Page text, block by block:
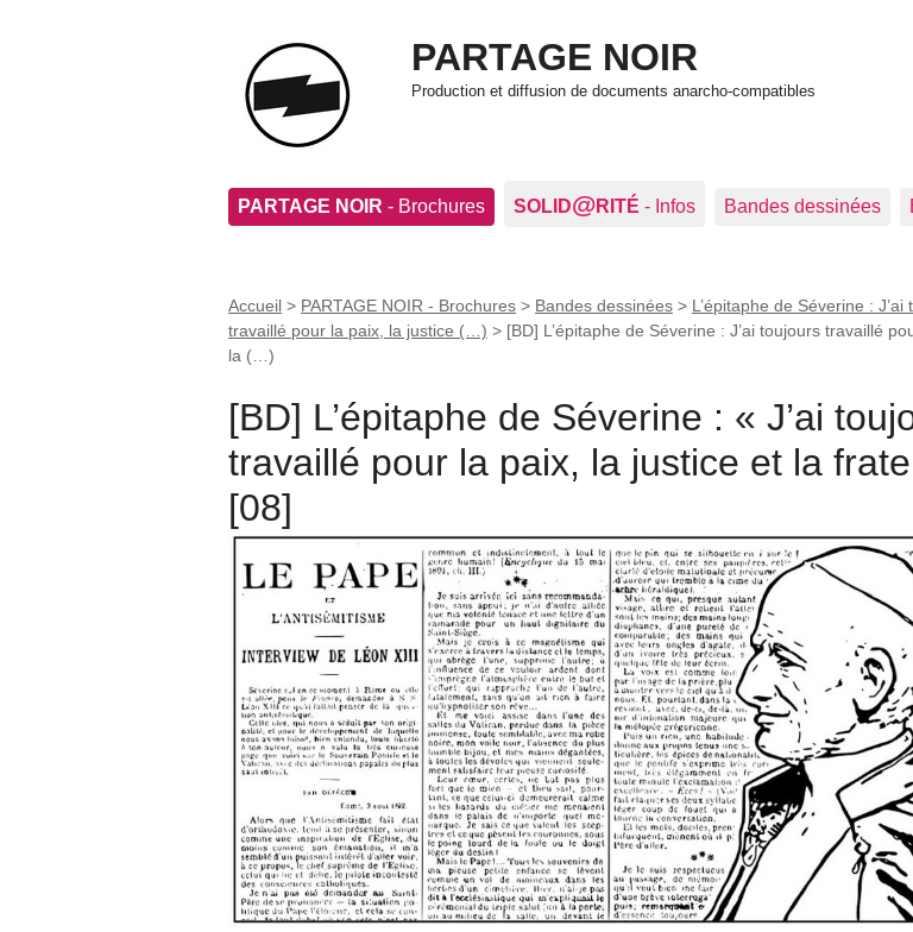
PARTAGE NOIR
Production et diffusion de documents anarcho-compatibles
PARTAGE NOIR - Brochures SOLID@RITÉ - Infos Bandes dessinées
Accueil > PARTAGE NOIR - Brochures > Bandes dessinées > L’épitaphe de Séverine : J’ai
travaillé pour la paix, la justice (…) > [BD] L’épitaphe de Séverine : J’ai toujours travaillé
la (…)
[BD] L’épitaphe de Séverine :
J’ai
travaillé pour la paix, la justice et la
[08]